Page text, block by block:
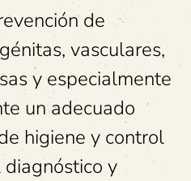
de
vasculares,
y especialmente
un adecuado
higiene y control
diagnóstico y